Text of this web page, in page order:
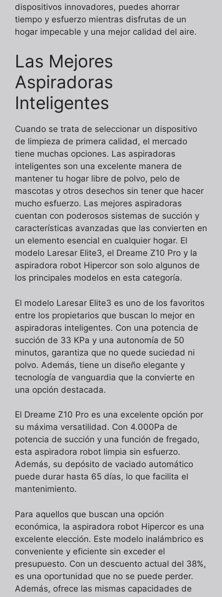
dispositivos innovadores, puedes ahorrar
tiempo y esfuerzo mientras disfrutas de un
hogar impecable y una mejor calidad del aire.
Las Mejores
Aspiradoras
Inteligentes
Cuando se trata de seleccionar un dispositivo
de limpieza de primera calidad, el mercado
tiene muchas opciones. Las aspiradoras
inteligentes son una excelente manera de
mantener tu hogar libre de polvo, pelo de
mascotas y otros desechos sin tener que hacer
mucho esfuerzo. Las mejores aspiradoras
cuentan con poderosos sistemas de succión y
características avanzadas que las convierten en
un elemento esencial en cualquier hogar. El
modelo Laresar Elite3, el Dreame Z10 Pro y la
aspiradora robot Hipercor son solo algunos de
los principales modelos en esta categoría.
El modelo Laresar Elite3 es uno de los favoritos
entre los propietarios que buscan lo mejor en
aspiradoras inteligentes. Con una potencia de
succión de 33 KPa y una autonomía de 50
minutos, garantiza que no quede suciedad ni
polvo. Además, tiene un diseño elegante y
tecnología de vanguardia que la convierte en
una opción destacada.
El Dreame Z10 Pro es una excelente opción por
su máxima versatilidad. Con 4.000Pa de
potencia de succión y una función de fregado,
esta aspiradora robot limpia sin esfuerzo.
Además, su depósito de vaciado automático
puede durar hasta 65 días, lo que facilita el
mantenimiento.
Para aquellos que buscan una opción
económica, la aspiradora robot Hipercor es una
excelente elección. Este modelo inalámbrico es
conveniente y eficiente sin exceder el
presupuesto. Con un descuento actual del 38%,
es una oportunidad que no se puede perder.
Además, ofrece las mismas capacidades de